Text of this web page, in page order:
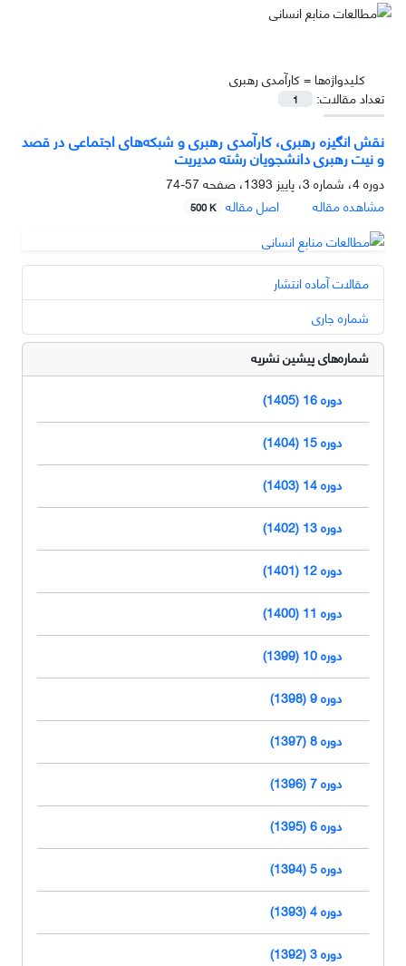
کلیدواژه‌ها =کارآمدی رهبری
تعداد مقالات:
1
نقش انگیزه رهبری، کارآمدی رهبری و شبکه‌های اجتماعی در قصد
و نیت رهبری دانشجویان رشته مدیریت
دوره 4، شماره 3، پاییز 1393، صفحه
57-74
مشاهده مقاله
اصل مقاله 500 K
مقالات آماده انتشار
شماره جاری
شماره‌های پیشین نشریه
دوره 16 (1405)
دوره 15 (1404)
دوره 14 (1403)
دوره 13 (1402)
دوره 12 (1401)
دوره 11 (1400)
دوره 10 (1399)
دوره 9 (1398)
دوره 8 (1397)
دوره 7 (1396)
دوره 6 (1395)
دوره 5 (1394)
دوره 4 (1393)
دوره 3 (1392)